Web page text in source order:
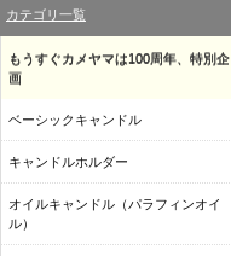
カテゴリ一覧
もうすぐカメヤマは100周年、特別企
画
ベーシックキャンドル
キャンドルホルダー
オイルキャンドル（パラフィンオイ
ル）